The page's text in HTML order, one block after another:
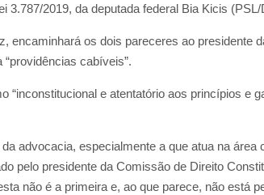
3.787/2019, da deputada federal Bia Kicis (PSL/
encaminhará os dois pareceres ao presidente
cabíveis”.
“inconstitucional e atentatório aos princípios e
advocacia, especialmente a que atua na área
pelo presidente da Comissão de Direito
não é a primeira e, ao que parece, não está